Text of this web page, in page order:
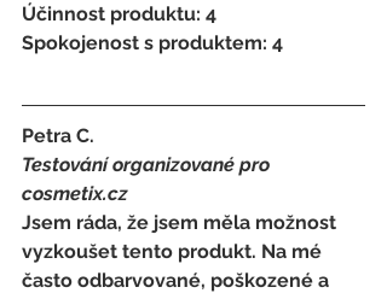
Účinnost produktu: 4
Spokojenost s produktem: 4
Petra C.
Testování organizované pro
cosmetix.cz
Jsem ráda, že jsem měla možnost
vyzkoušet tento produkt. Na mé
často odbarvované, poškozené a